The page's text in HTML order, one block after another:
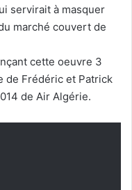
servirait à masquer
marché couvert de
cette oeuvre 3
de Frédéric et Patrick
de Air Algérie.